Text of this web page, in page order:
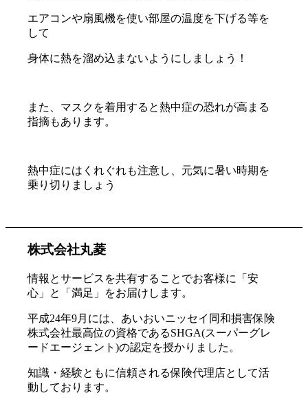
エアコンや扇風機を使い部屋の温度を下げる等を
して
身体に熱を溜め込まないようにしましょう！
また、マスクを着用すると熱中症の恐れが高まる
指摘もあります。
熱中症にはくれぐれも注意し、元気に暑い時期を
乗り切りましょう
株式会社丸菱
情報とサービスを共有することでお客様に「安
心」と「満足」をお届けします。
平成24年9月には、あいおいニッセイ同和損害保険
株式会社最高位の資格であるSHGA(スーパーグレ
ードエージェント)の認定を授かりました。
知識・経験ともに信頼される保険代理店として活
動しております。